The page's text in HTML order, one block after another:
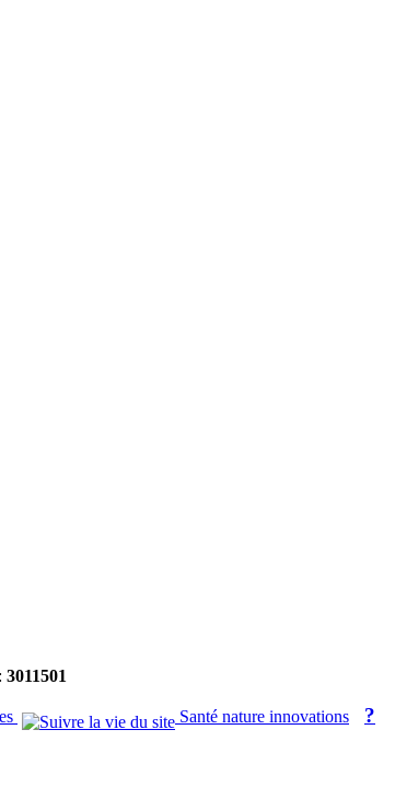
3011501
Santé nature innovations ?